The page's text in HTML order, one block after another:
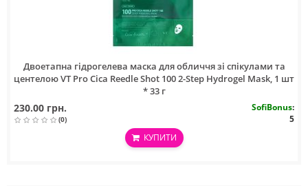
Двоетапна гідрогелева маска для обличчя зі спікулами та
центелою VT Pro Cica Reedle Shot 100 2-Step Hydrogel Mask, 1 шт
* 33 г
230.00 грн.
(0)
SofiBonus:
5
КУПИТИ